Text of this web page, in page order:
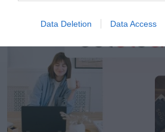
Data Deletion Data Access